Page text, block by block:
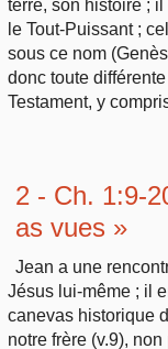
terre, son histoire ;
le Tout-Puissant ;
sous ce nom
donc toute
Testament, y
2 - Ch. 1:9-
as vues »
Jean a une
Jésus lui-même ; il
canevas historique
notre frère (v.9),